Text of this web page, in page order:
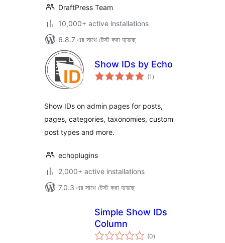
DraftPress Team
10,000+ active installations
6.8.7 এর সাথে টেস্ট করা হয়েছে
Show IDs by Echo
(1 total
ratings
)
Show IDs on admin pages for posts,
pages, categories, taxonomies, custom
post types and more.
echoplugins
2,000+ active installations
7.0.3 এর সাথে টেস্ট করা হয়েছে
Simple Show IDs
Column
(0total
ratings
)